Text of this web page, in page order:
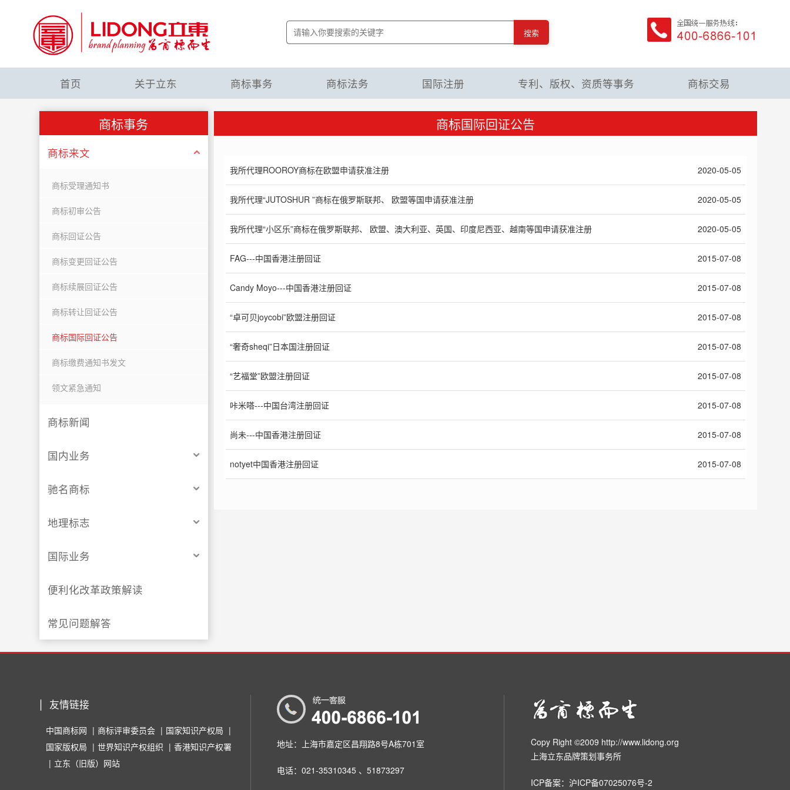
搜索
首页 关于立东 商标事务 商标法务 国际注册 专利、版权、资质等事务 商标交易
商标事务
商标来文
商标受理通知书
商标初审公告
商标回证公告
商标变更回证公告
商标续展回证公告
商标转让回证公告
商标国际回证公告
商标缴费通知书发文
领文紧急通知
商标新闻
国内业务
驰名商标
地理标志
国际业务
便利化改革政策解读
常见问题解答
商标国际回证公告
我所代理ROOROY商标在欧盟申请获准注册 2020-05-05
我所代理“JUTOSHUR ”商标在俄罗斯联邦、 欧盟等国申请获准注册 2020-05-05
我所代理“小区乐”商标在俄罗斯联邦、 欧盟、澳大利亚、英国、印度尼西亚、越南等国申请获准注册 2020-05-05
FAG---中国香港注册回证 2015-07-08
Candy Moyo---中国香港注册回证 2015-07-08
“卓可贝joycobi”欧盟注册回证 2015-07-08
“奢奇sheqi”日本国注册回证 2015-07-08
“艺福堂”欧盟注册回证 2015-07-08
咔米嗒---中国台湾注册回证 2015-07-08
尚未---中国香港注册回证 2015-07-08
notyet中国香港注册回证 2015-07-08
友情链接
中国商标网 商标评审委员会
国家知识产权局
国家版权局
世界知识产权组织
香港知识产权署
立东（旧版）网站
地址：上海市嘉定区昌翔路8号A栋701室
电话：021-35310345 、51873297
Copy Right ©2009 http://www.lidong.org
上海立东品牌策划事务所
ICP备案： 沪ICP备07025076号-2